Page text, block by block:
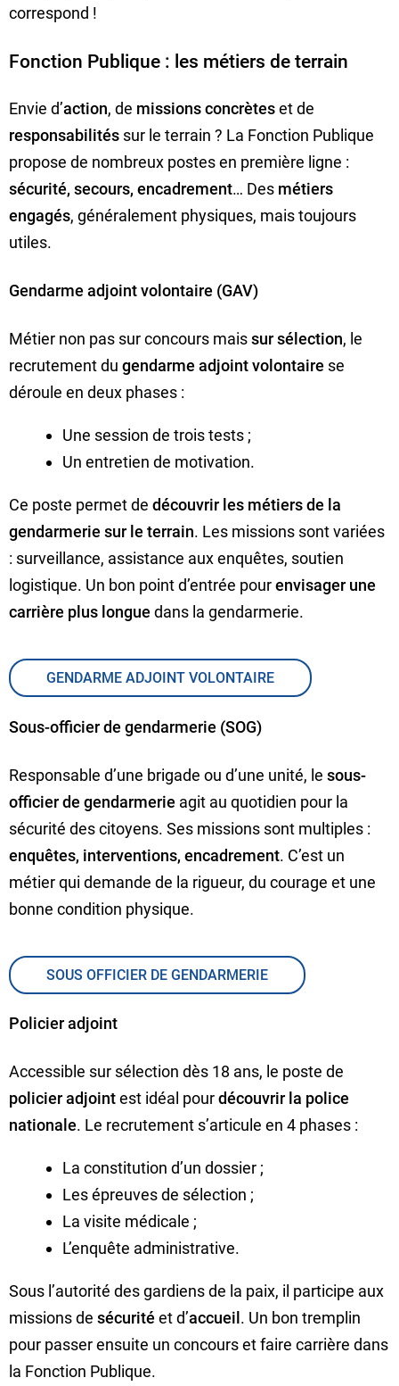
correspond !
Fonction Publique : les métiers de terrain
Envie d’action, de missions concrèteset de
responsabilités sur le terrain ? La Fonction Publique
propose de nombreux postes en première ligne :
sécurité, secours, encadrement… Des métiers
engagés, généralement physiques, mais toujours
utiles.
Gendarme adjoint volontaire (GAV)
Métier non pas sur concours maissur sélection, le
recrutement du gendarme adjoint volontaire se
déroule en deux phases :
Une session de trois tests ;
Un entretien de motivation.
Ce poste permet de découvrir les métiers de la
gendarmerie sur le terrain. Les missions sont variées
: surveillance, assistance aux enquêtes, soutien
logistique. Un bon point d’entrée pourenvisager une
carrière plus longue dans la gendarmerie.
GENDARME ADJOINT VOLONTAIRE
Sous-officier de gendarmerie (SOG)
Responsable d’une brigade ou d’une unité, le sous-
officier de gendarmerie agit au quotidien pour la
sécurité des citoyens. Ses missions sont multiples :
enquêtes, interventions, encadrement. C’est un
métier qui demande de la rigueur, du courage et une
bonne condition physique.
SOUS OFFICIER DE GENDARMERIE
Policier adjoint
Accessible sur sélection dès 18 ans, le poste de
policier adjointest idéal pourdécouvrir la police
nationale. Le recrutement s’articule en 4 phases :
La constitution d’un dossier ;
Les épreuves de sélection ;
La visite médicale ;
L’enquête administrative.
Sous l’autorité des gardiens de la paix, il participe aux
missions de sécurité et d’accueil . Un bon tremplin
pour passer ensuite un concours et faire carrière dans
la Fonction Publique.